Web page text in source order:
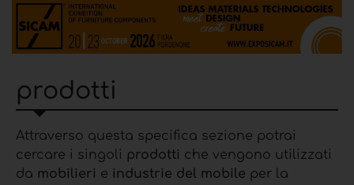
prodotti
Attraverso questa specifica sezione potrai
cercare i singoli prodotti che vengono utilizzati
da mobilieri e industrie del mobile per la